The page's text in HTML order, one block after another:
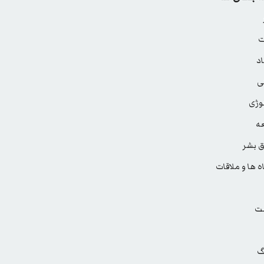
بشر
ها و ملاقات